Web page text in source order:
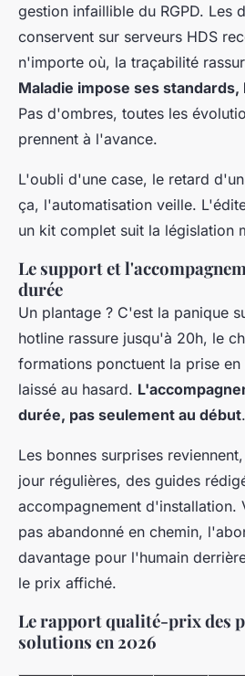
gestion infaillible du RGPD. Les
conservent sur serveurs HDS
n'importe où, la traçabilité
Maladie impose ses standards,
Pas d'ombres, toutes les
prennent à l'avance.
L'oubli d'une case, le retard
ça, l'automatisation veille.
un kit complet suit la législation
Le support et
durée
Un plantage ? C'est la panique
hotline rassure jusqu'à 20h, le
formations ponctuent la prise
laissé au hasard.
durée, pas seulement au début.
Les bonnes surprises
jour régulières, des guides
accompagnement d'installation.
pas abandonné en chemin,
davantage pour l'humain
le prix affiché.
Le rapport qualité-prix des
solutions en 2026